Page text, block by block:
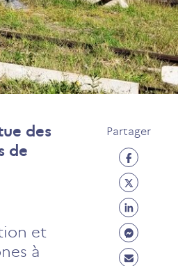
des
de
Partager
Partage
(ouvre
un
nouvel
onglet)
Partage
Twitter
(ouvre
un
nouvel
Partage
(ouvre
Partage
Partage
et
à